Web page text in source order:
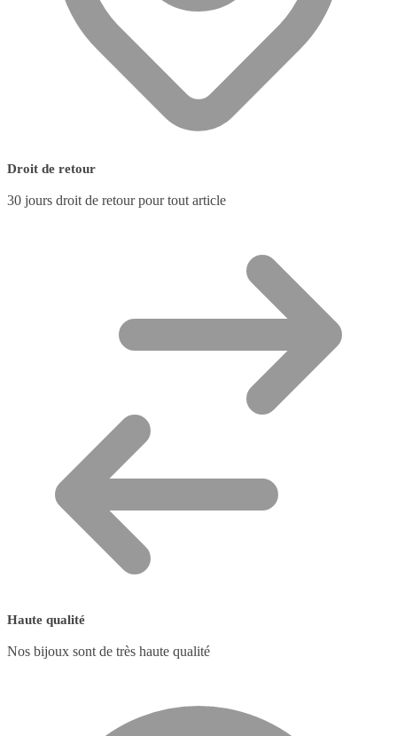
Droit de retour
30 jours droit de retour pour tout article
Haute qualité
Nos bijoux sont de très haute qualité